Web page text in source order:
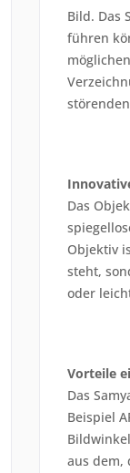
Bild. Das
führen
Das
Objektiv
steht,
oder
Vorteile
Das
Beispiel
aus dem,